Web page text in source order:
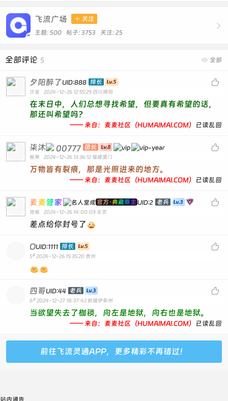

飞流广场  关注
主题: 500 帖子: 3753 关注: 25
 全部
全部评论 5

夕阳醉了UID:888 排长
沙发 2024-12-26 12:55:29 四川绵阳
在末日中，人们总想寻找希望，但要真有希望的话，
那还叫希望吗？
—— 来自：麦麦社区（HUMAIMAI.COM） 已读乱回

柒沐 00777 团长
板凳 2024-12-26 13:36:12 福建厦门
万物皆有裂痕，那是光照进来的地方。
—— 来自：麦麦社区（HUMAIMAI.COM） 已读乱回

麦麦管家 官方·典藏尊主 UID:2 老兵
地板 2024-12-26 14:00:09 北京
差点给你封号了

OUID:1111 排长
5# 2024-12-26 15:35:20 贵州

四哥UID:44 老兵
6# 2024-12-27 18:37:42 新疆伊犁州
当欲望失去了枷锁，向左是地狱，向右也是地狱。
—— 来自：麦麦社区（HUMAIMAI.COM） 已读乱回
前往飞流灵通APP，更多精彩不再错过！
站内通告